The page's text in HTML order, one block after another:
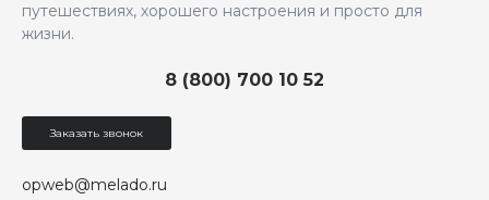
путешествиях, хорошего настроения и просто для
жизни.
8 (800) 700 10 52
opweb@melado.ru
Заказать звонок